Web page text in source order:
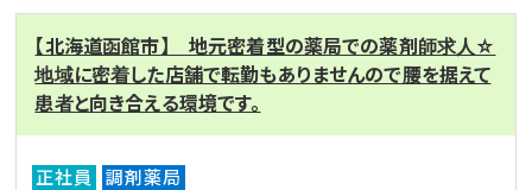
【北海道函館市】 地元密着型の薬局での薬剤師求人☆
地域に密着した店舗で転勤もありませんので腰を据えて
患者と向き合える環境です。
正社員 調剤薬局